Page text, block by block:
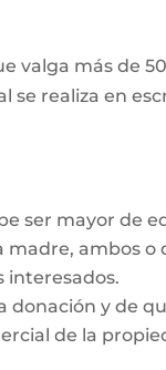
valga más de
se realiza en
ser mayor de
ambos o
interesados.
donación y de
de la